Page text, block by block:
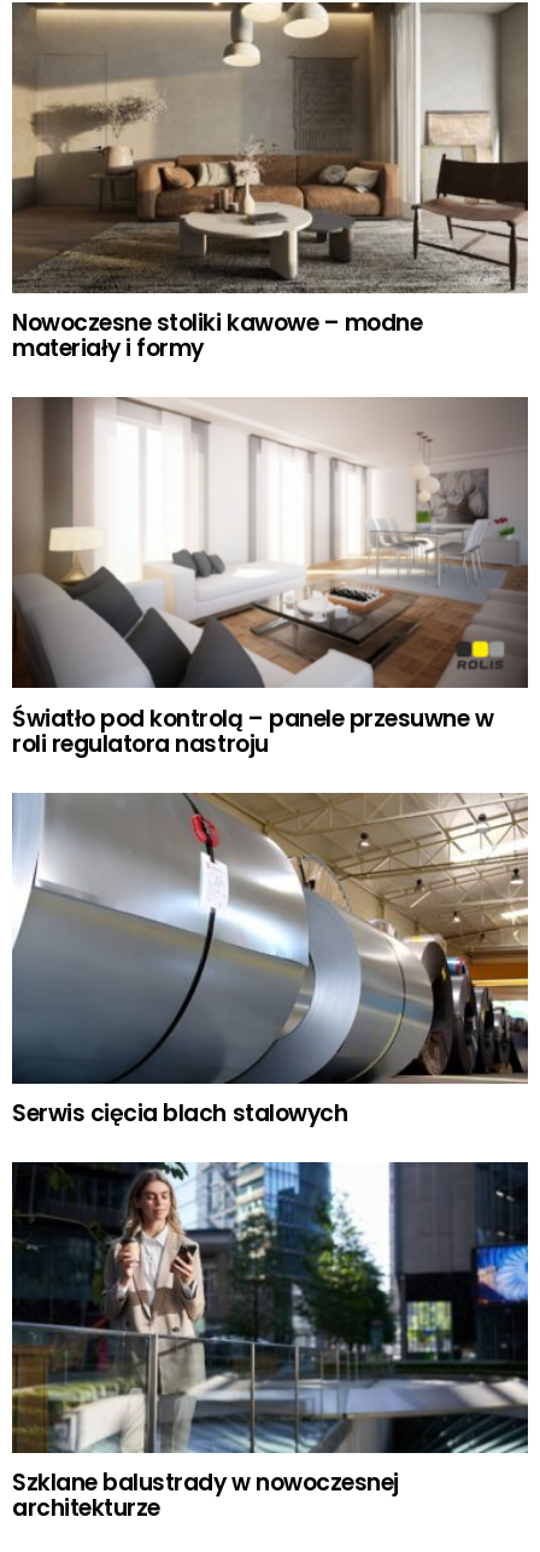
Nowoczesne stoliki kawowe – modne
materiały i formy
Światło pod kontrolą – panele przesuwne w
roli regulatora nastroju
Serwis cięcia blach stalowych
Szklane balustrady w nowoczesnej
architekturze